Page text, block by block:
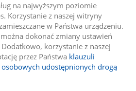
na najwyższym poziomie
Korzystanie z naszej witryny
w Państwa urządzeniu.
dokonać zmiany ustawień
korzystanie z naszej
przez Państwa klauzuli
udostępnionych drogą